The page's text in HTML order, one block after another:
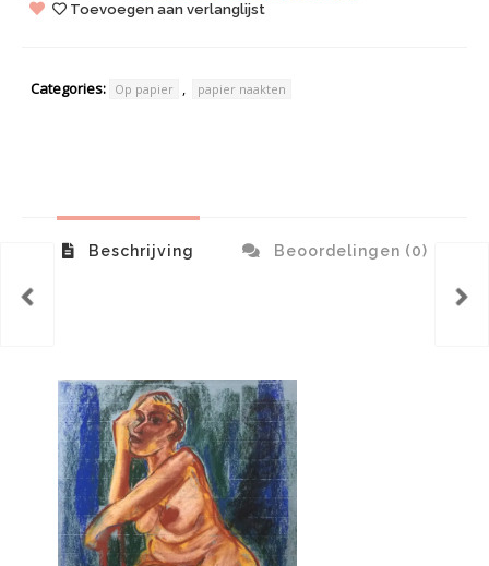
Toevoegen aan verlanglijst
Categories: Op papier , papier naakten
Beschrijving Beoordelingen (0)